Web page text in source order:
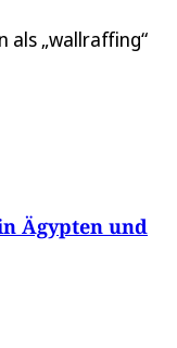
als „wallraffing“
Ägypten und